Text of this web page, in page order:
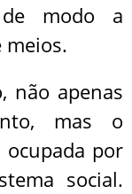
de modo a
não apenas
mas o
por
social.